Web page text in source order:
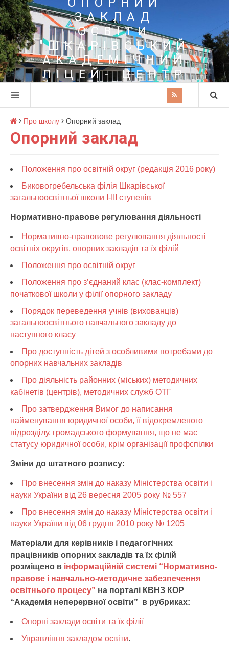
ЗАКЛАД
ОСВІТИ
"ШКАРІВСЬКИЙ
АКАДЕМІЧНИЙ
ЛІЦЕЙ- ЦЕНТР
ПОЗАШКІЛЬНОЇ
Про школу Опорний заклад
Опорний заклад
Положення про освітній округ (редакція 2016 року)
Биковогребельська філія Шкарівської
загальноосвітньої школи І-ІІІ ступенів
Нормативно-правове регулювання діяльності
Нормативно-правовове регулювання діяльності
освітніх округів, опорних закладів та їх філій
Положення про освітній округ
Положення про з’єднаний клас (клас-комплект)
початкової школи у філії опорного закладу
Порядок переведення учнів (вихованців)
загальноосвітнього навчального закладу до
наступного класу
Про доступність дітей з особливими потребами до
опорних навчальних закладів
Про діяльність районних (міських) методичних
кабінетів (центрів), методичних служб ОТГ
Про затвердження Вимог до написання
найменування юридичної особи, її відокремленого
підрозділу, громадського формування, що не має
статусу юридичної особи, крім організації профспілки
Зміни до штатного розпису:
Про внесення змін до наказу Міністерства освіти і
науки України від 26 вересня 2005 року № 557
Про внесення змін до наказу Міністерства освіти і
науки України від 06 грудня 2010 року № 1205
Матеріали для керівників і педагогічних
працівників опорних закладів та їх філій
розміщено в інформаційній системі “Нормативно-
правове і навчально-методичне забезпечення
освітнього процесу” на порталі КВНЗ КОР
“Академія неперервної освіти” в рубриках:
Опорні заклади освіти та їх філії
Управління закладом освіти.